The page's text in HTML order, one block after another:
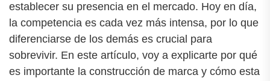
establecer su presencia en el mercado. Hoy en día,
la competencia es cada vez más intensa, por lo que
diferenciarse de los demás es crucial para
sobrevivir. En este artículo, voy a explicarte por qué
es importante la construcción de marca y cómo esta